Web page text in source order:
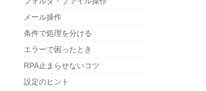
メール操作
条件で処理を分ける
エラーで困ったとき
RPA止まらせないコツ
設定のヒント